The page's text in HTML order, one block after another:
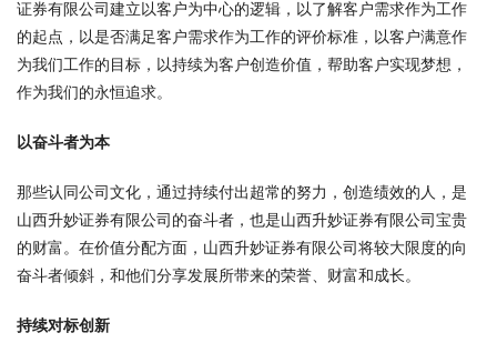
证券有限公司建立以客户为中心的逻辑，以了解客户需求作为工作
的起点，以是否满足客户需求作为工作的评价标准，以客户满意作
为我们工作的目标，以持续为客户创造价值，帮助客户实现梦想，
作为我们的永恒追求。
以奋斗者为本
那些认同公司文化，通过持续付出超常的努力，创造绩效的人，是
山西升妙证券有限公司的奋斗者，也是山西升妙证券有限公司宝贵
的财富。在价值分配方面，山西升妙证券有限公司将较大限度的向
奋斗者倾斜，和他们分享发展所带来的荣誉、财富和成长。
持续对标创新